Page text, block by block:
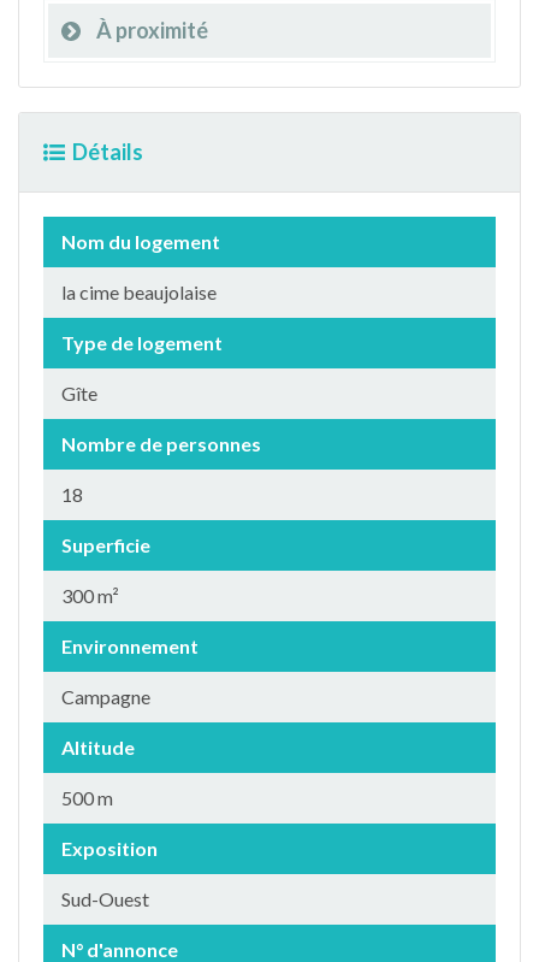
À proximité
Détails
Nom du logement
la cime beaujolaise
Type de logement
Gîte
Nombre de personnes
18
Superficie
300 m²
Environnement
Campagne
Altitude
500 m
Exposition
Sud-Ouest
N° d'annonce